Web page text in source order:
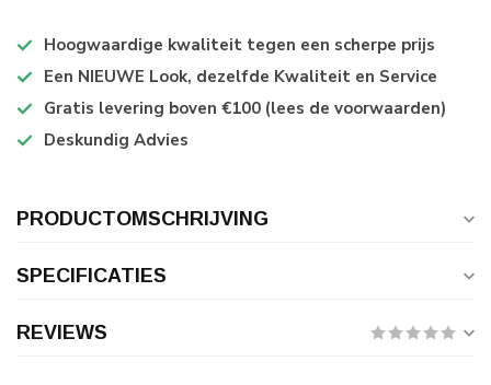
Hoogwaardige kwaliteit tegen een scherpe prijs
Een NIEUWE Look, dezelfde Kwaliteit en Service
Gratis levering boven €100 (lees de voorwaarden)
Deskundig Advies
PRODUCTOMSCHRIJVING
SPECIFICATIES
REVIEWS